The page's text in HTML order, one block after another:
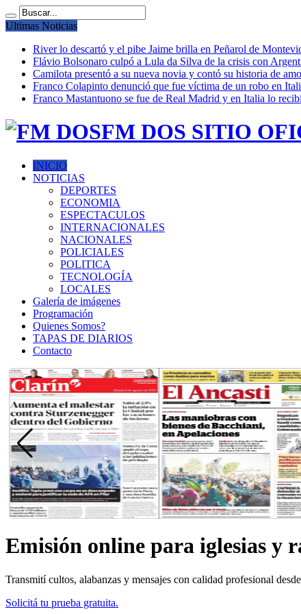
Ultimas Noticias
River lo descartó y el pibe Jaime brilla en Peñarol de
Flávio Bolsonaro culpó a Lula da Silva de la crisis con
Camilota presentó a su nueva novia y contó su historia de
Franco Colapinto denunció que fue víctima de un robo en
Franco Mastantuono se fue de Real Madrid y en Italia lo
FM DOS SITIO
INICIO
NOTICIAS
DEPORTES
ECONOMIA
ESPECTACULOS
INTERNACIONALES
NACIONALES
POLICIALES
POLITICA
TECNOLOGÍA
LOCALES
Galería de imágenes
Programación
Quienes Somos?
TAPAS DE DIARIOS
Contacto
Emisión online para iglesias y
Transmití cultos, alabanzas y mensajes con calidad profesional
Solicitá tu prueba gratuita.